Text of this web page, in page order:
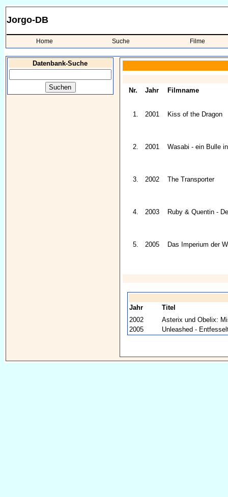
Jorgo-DB
Home Suche Filme
Datenbank-Suche
Nr. Jahr Filmname
1. 2001 Kiss of the Dragon
2. 2001 Wasabi - ein Bulle
3. 2002 The Transporter
4. 2003 Ruby & Quentin -
5. 2005 Das Imperium der
Jahr
Titel
2002
Asterix und Obelix:
2005
Unleashed -